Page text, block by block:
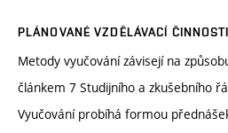
PLÁNOVANÉ VZDĚLÁVACÍ
Metody vyučování závisejí na
článkem 7 Studijního a zkušebního
Vyučování probíhá formou